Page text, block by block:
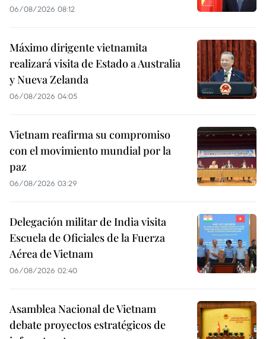
06/08/2026 08:12
Máximo dirigente vietnamita
realizará visita de Estado a Australia
y Nueva Zelanda
06/08/2026 04:05
Vietnam reafirma su compromiso
con el movimiento mundial por la
paz
06/08/2026 03:29
Delegación militar de India visita
Escuela de Oficiales de la Fuerza
Aérea de Vietnam
06/08/2026 02:40
Asamblea Nacional de Vietnam
debate proyectos estratégicos de